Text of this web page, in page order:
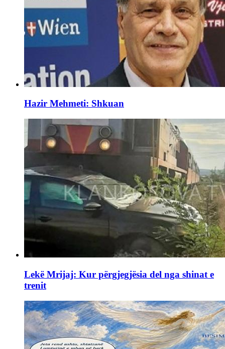
Hazir Mehmeti: Shkuan
Lekë Mrijaj: Kur përgjegjësia del nga shinat e
trenit